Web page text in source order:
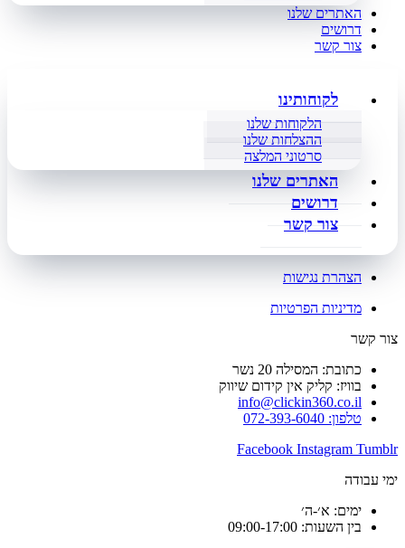
האתרים שלנו
דרושים
צור קשר
לקוחותינו
הלקוחות שלנו
ההצלחות שלנו
סרטוני המלצה
האתרים שלנו
דרושים
צור קשר
הצהרת נגישות
מדיניות הפרטיות
צור קשר
כתובת: המסילה 20 נשר
בוויז: קליק אין קידום שיווק
info@clickin360.co.il
טלפון: 072-393-6040
Facebook Instagram Tumblr
ימי עבודה
ימים: א׳-ה׳
בין השעות: 09:00-17:00